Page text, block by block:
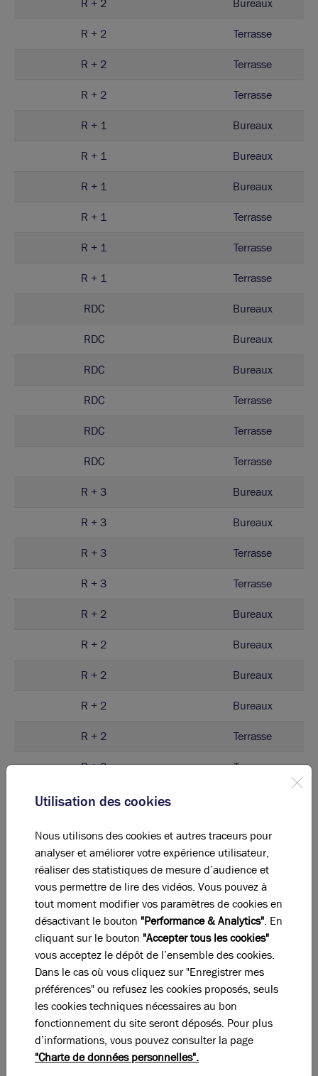
R + 2 Bureaux
R + 2 Terrasse
R + 2 Terrasse
R + 2 Terrasse
R + 1 Bureaux
R + 1 Bureaux
R + 1 Bureaux
R + 1 Terrasse
R + 1 Terrasse
R + 1 Terrasse
RDC Bureaux
RDC Bureaux
RDC Bureaux
RDC Terrasse
RDC Terrasse
RDC Terrasse
R + 3 Bureaux
R + 3 Bureaux
R + 3 Terrasse
R + 3 Terrasse
R + 2 Bureaux
R + 2 Bureaux
R + 2 Bureaux
R + 2 Bureaux
R + 2 Terrasse
R + 2 Terrasse
R + 2
R + 1 Bureaux
R + 1 Bureaux
R + 1 Bureaux
R + 1 Bureaux
R + 1 Terrasse
R + 1 Terrasse
R + 1 Terrasse
Utilisation des cookies
Nous utilisons des cookies et autres traceurs pour
analyser et améliorer votre expérience utilisateur,
réaliser des statistiques de mesure d’audience et
vous permettre de lire des vidéos. Vous pouvez à
tout moment modifier vos paramètres de cookies en
désactivant le bouton "Performance & Analytics". En
cliquant sur le bouton "Accepter tous les cookies"
vous acceptez le dépôt de l’ensemble des cookies.
Dans le cas où vous cliquez sur "Enregistrer mes
préférences" ou refusez les cookies proposés, seuls
les cookies techniques nécessaires au bon
fonctionnement du site seront déposés. Pour plus
d’informations, vous pouvez consulter la page
"Charte de données personnelles".